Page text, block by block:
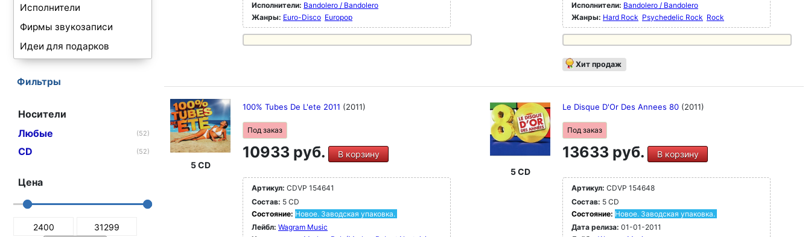
Исполнители
Фирмы звукозаписи
Идеи для подарков
Фильтры
Носители
Любые
(52)
CD (52)
Цена
Исполнители: Bandolero / Bandolero
Жанры: Euro-Disco Europop
Исполнители: Bandolero / Bandolero
Жанры: Hard Rock Psychedelic Rock Rock
Хит продаж
5 CD
100% Tubes De L'ete 2011 (2011)
Под заказ
10933 руб. В корзину
Артикул: CDVP 154641
Состав: 5 CD
Состояние: Новое. Заводская упаковка.
Лейбл: Wagram Music
5 CD
Le Disque D'Or Des Annees 80 (2011)
Под заказ
13633 руб. В корзину
Артикул: CDVP 154648
Состав: 5 CD
Состояние: Новое. Заводская упаковка.
Дата релиза: 01-01-2011